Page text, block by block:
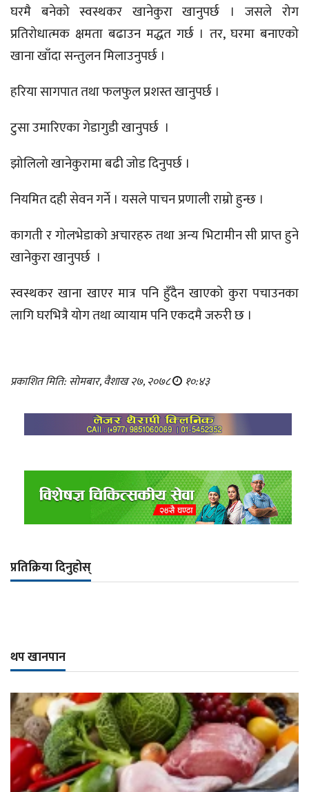
घरमै बनेको स्वस्थकर खानेकुरा खानुपर्छ । जसले रोग
प्रतिरोधात्मक क्षमता बढाउन मद्धत गर्छ । तर, घरमा बनाएको
खाना खाँदा सन्तुलन मिलाउनुपर्छ ।
हरिया सागपात तथा फलफुल प्रशस्त खानुपर्छ ।
टुसा उमारिएका गेडागुडी खानुपर्छ ।
झोलिलो खानेकुरामा बढी जोड दिनुपर्छ ।
नियमित दही सेवन गर्ने । यसले पाचन प्रणाली राम्रो हुन्छ ।
कागती र गोलभेडाको अचारहरु तथा अन्य भिटामीन सी प्राप्त हुने
खानेकुरा खानुपर्छ ।
स्वस्थकर खाना खाएर मात्र पनि हुँदैन खाएको कुरा पचाउनका
लागि घरभित्रै योग तथा व्यायाम पनि एकदमै जरुरी छ ।
प्रकाशित मिति: सोमबार, वैशाख २७, २०७८ १०:४३
प्रतिक्रिया दिनुहोस्
थप खानपान